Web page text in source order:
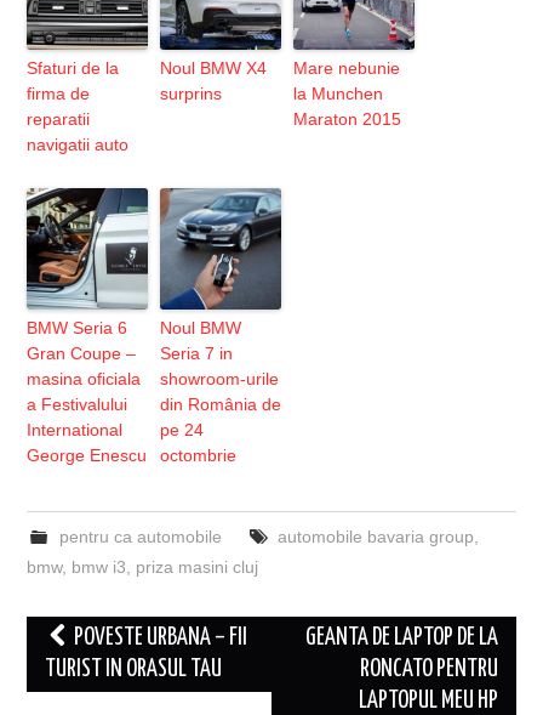
Sfaturi de la
firma de
reparatii
navigatii auto
Noul BMW X4
surprins
Mare nebunie
la Munchen
Maraton 2015
BMW Seria 6
Gran Coupe –
masina oficiala
a Festivalului
International
George Enescu
Noul BMW
Seria 7 in
showroom-urile
din România de
pe 24
octombrie
pentru ca automobile automobile bavaria group
bmw, bmw i3 priza masini cluj
Post
navigation
POVESTE URBANA – FII
TURIST IN ORASUL TAU
GEANTA DE LAPTOP DE LA
RONCATO PENTRU
LAPTOPUL MEU HP